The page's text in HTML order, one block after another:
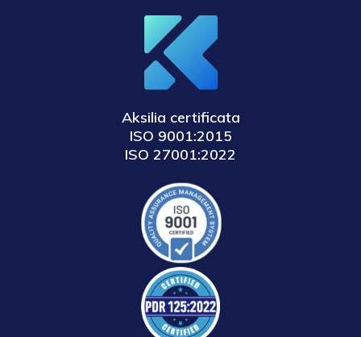
Aksilia certificata
ISO 9001:2015
ISO 27001:2022